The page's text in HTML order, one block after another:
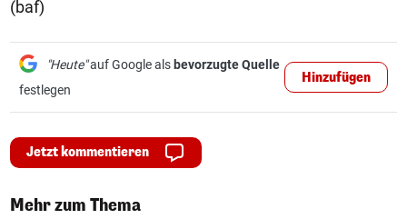
(baf)
"Heute"auf Google als bevorzugte Quelle
festlegen
Hinzufügen
Jetzt kommentieren
Mehr zum Thema